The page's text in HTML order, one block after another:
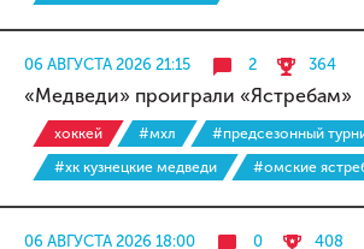
06 АВГУСТА 2026 21:15 2 364
«Медведи» проиграли «Ястребам»
хоккей #мхл
#предсезонный
#хк кузнецкие медведи
#омские
06 АВГУСТА 2026 18:00 0 408